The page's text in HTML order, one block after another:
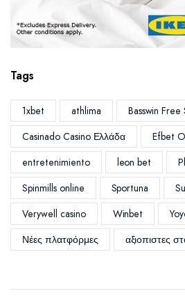
Tags
1xbet athlima
Basswin Free
Casinado Casino Ελλάδα
Efbet
entretenimiento
leon bet
Spinmills online
Sportuna
Verywell casino
Winbet
Νέες πλατφόρμες
αξιοπιστες